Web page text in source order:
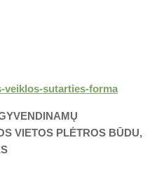
veiklos-sutarties-forma
VIETOS PLĖTROS BŪDU,